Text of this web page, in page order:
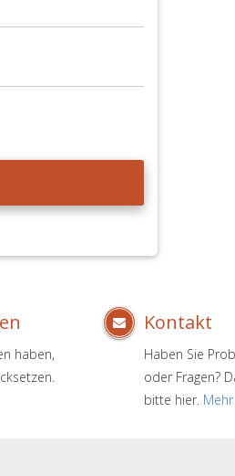
haben,
Kontakt
Haben Sie
oder Fragen?
bitte hier.